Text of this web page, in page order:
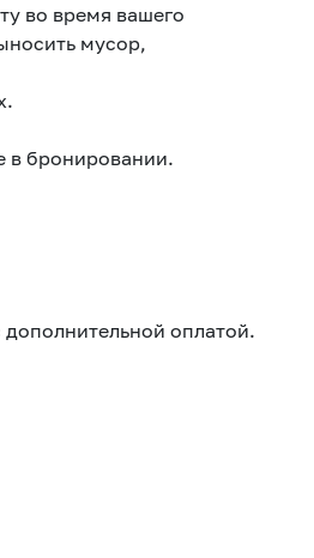
во время вашего
мусор,
в бронировании.
оплатой.